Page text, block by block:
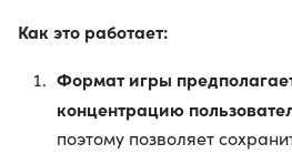
Как это работает:
Формат игры
концентрацию
поэтому позволяет